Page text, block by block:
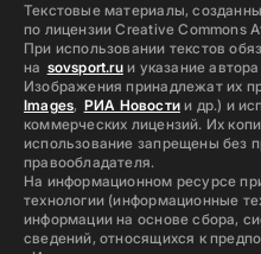
Текстовые материалы,
по лицензии Creative Commons
При использовании текстов
на sovsport.ruи указание
Изображения принадлежат их
Images, РИА Новостии др.) и
коммерческих лицензий. Их
использование запрещены без
правообладателя.
На информационном ресурсе
технологии (информационные
информации на основе сбора,
сведений, относящихся к